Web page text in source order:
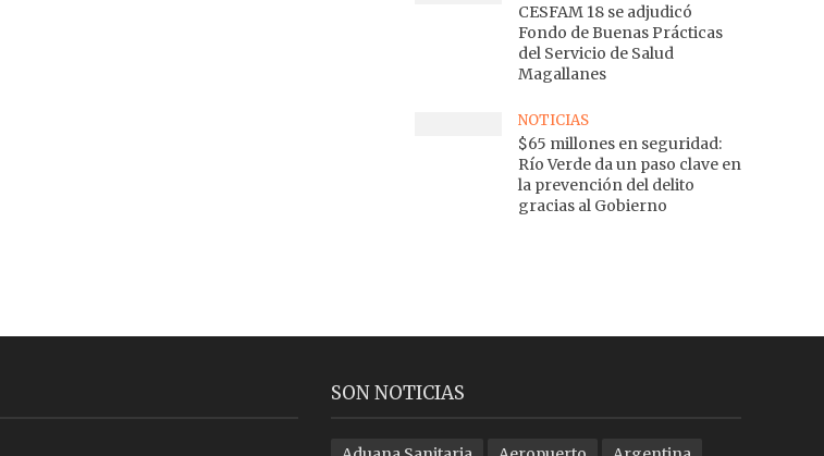
CESFAM 18 se adjudicó
Fondo de Buenas Prácticas
del Servicio de Salud
Magallanes
NOTICIAS
$65 millones en seguridad:
Río Verde da un paso clave en
la prevención del delito
gracias al Gobierno
SON NOTICIAS